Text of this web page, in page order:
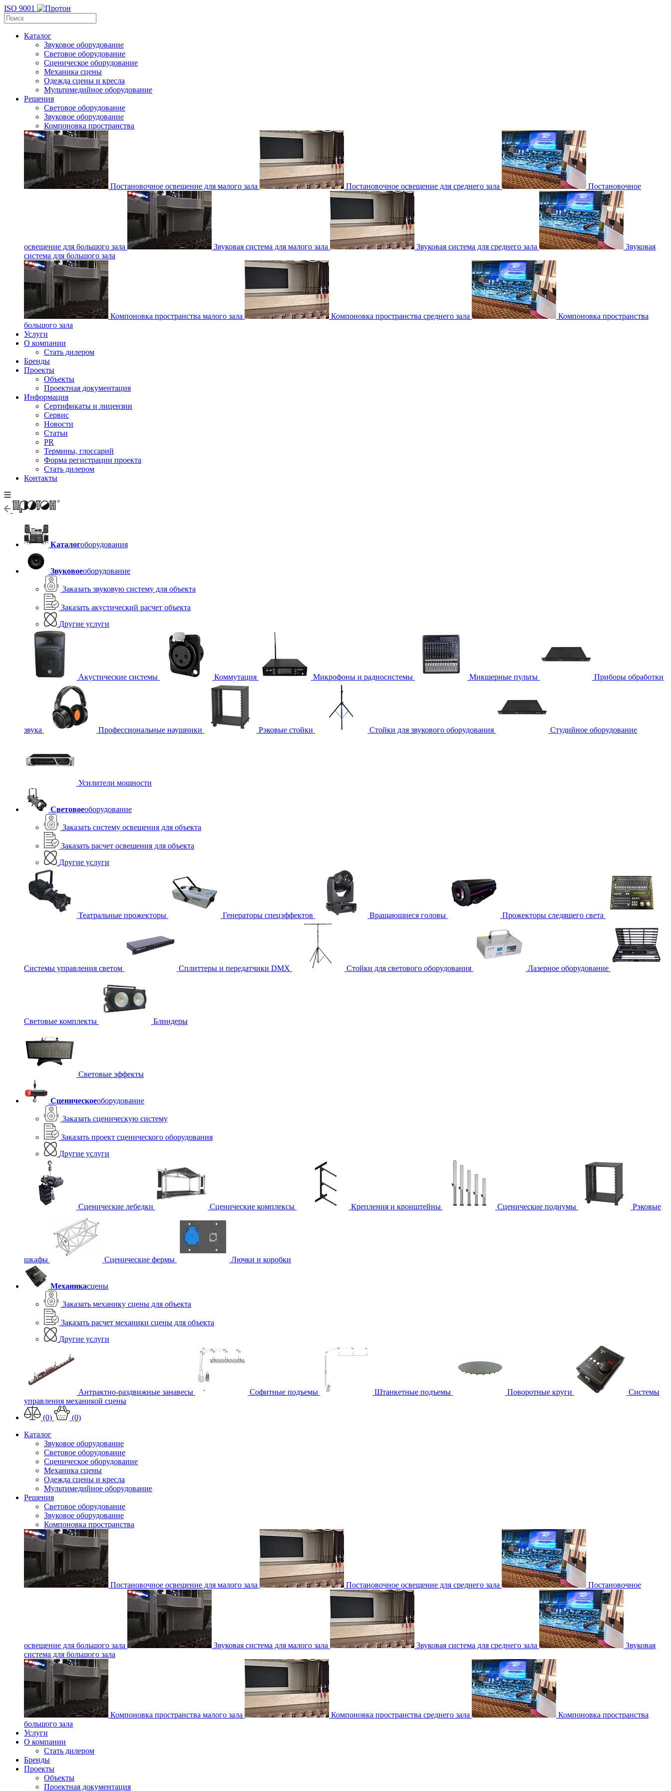
ISO 9001
Каталог
Звуковое оборудование
Световое оборудование
Сценическое оборудование
Механика сцены
Одежда сцены и кресла
Мультимедийное оборудование
Решения
Световое оборудование
Звуковое оборудование
Компоновка пространства
Постановочное освещение для малого зала Постановочное освещение для среднего зала Постановочное
освещение для большого зала Звуковая система для малого зала Звуковая система для среднего зала
Звуковая
система для большого зала
Компоновка пространства малого зала Компоновка пространства среднего зала
Компоновка пространства
большого зала
Услуги
О компании
Стать дилером
Бренды
Проекты
Объекты
Проектная документация
Информация
Сертификаты и лицензии
Сервис
Новости
Статьи
PR
Термины, глоссарий
Форма регистрации проекта
Стать дилером
Контакты
Каталогоборудования
Звуковоеоборудование
Заказать звуковую систему для объекта
Заказать акустический расчет объекта
Другие услуги
Акустические системы Коммутация Микрофоны и радиосистемы Микшерные пульты Приборы обработки
звука Профессиональные наушники Рэковые стойки Стойки для звукового оборудования Студийное оборудование
Усилители мощности
Световоеоборудование
Заказать систему освещения для объекта
Заказать расчет освещения для объекта
Другие услуги
Театральные прожекторы Генераторы спецэффектов Вращающиеся головы Прожекторы следящего света
Системы управления светом Сплиттеры и передатчики DMX Стойки для светового оборудования Лазерное оборудование
Световые комплекты Блиндеры
Световые эффекты
Сценическоеоборудование
Заказать сценическую систему
Заказать проект сценического оборудования
Другие услуги
Сценические лебедки Сценические комплексы Крепления и кронштейны Сценические подиумы Рэковые
шкафы Сценические фермы Лючки и коробки
Механикасцены
Заказать механику сцены для объекта
Заказать расчет механики сцены для объекта
Другие услуги
Антрактно-раздвижные занавесы Софитные подъемы Штанкетные подъемы Поворотные круги
Системы
управления механикой сцены
(0)
(0)
Каталог
Звуковое оборудование
Световое оборудование
Сценическое оборудование
Механика сцены
Одежда сцены и кресла
Мультимедийное оборудование
Решения
Световое оборудование
Звуковое оборудование
Компоновка пространства
Постановочное освещение для малого зала Постановочное освещение для среднего зала Постановочное
освещение для большого зала Звуковая система для малого зала Звуковая система для среднего зала
Звуковая
система для большого зала
Компоновка пространства малого зала Компоновка пространства среднего зала
Компоновка пространства
большого зала
Услуги
О компании
Стать дилером
Бренды
Проекты
Объекты
Проектная документация